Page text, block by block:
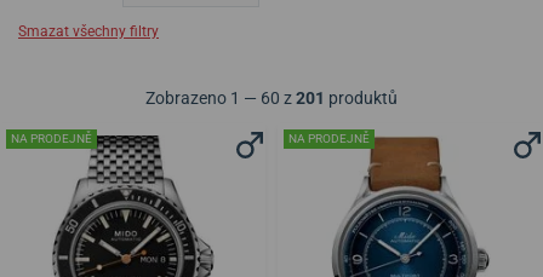
Smazat všechny filtry
Zobrazeno 1 — 60 z201 produktů
NA PRODEJNĚ NA PRODEJNĚ